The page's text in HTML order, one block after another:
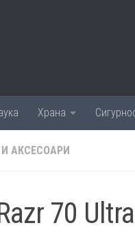
Храна
АКСЕСОАРИ
70